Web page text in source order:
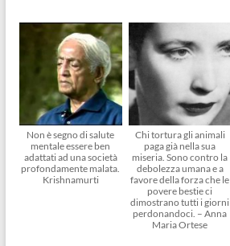
Non è segno di salute
mentale essere ben
adattati ad una società
profondamente malata.
Krishnamurti
Chi tortura gli animali
paga già nella sua
miseria. Sono contro la
debolezza umana e a
favore della forza che le
povere bestie ci
dimostrano tutti i giorni
perdonandoci. – Anna
Maria Ortese